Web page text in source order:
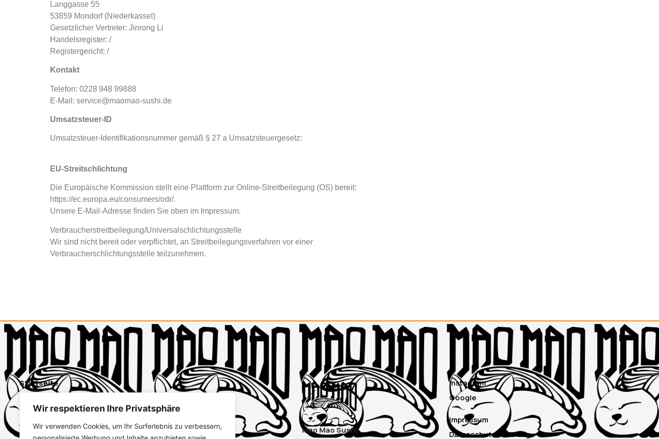
Wir respektieren Ihre Privatsphäre
Wir verwenden Cookies, um Ihr Surferlebnis zu verbessern,
Langgasse 55
53859 Mondorf (Niederkassel)
Gesetzlicher Vertreter: Jinrong Li
Handelsregister: /
Registergericht: /
Kontakt
Telefon: 0228 948 99888
E-Mail: service@maomao-sushi.de
Umsatzsteuer-ID
Umsatzsteuer-Identifikationsnummer gemäß § 27 a Umsatzsteuergesetz:
EU-Streitschlichtung
Die Europäische Kommission stellt eine Plattform zur Online-Streitbeilegung (OS) bereit:
https://ec.europa.eu/consumers/odr/.
Unsere E-Mail-Adresse finden Sie oben im Impressum.
Verbraucherstreitbeilegung/Universalschlichtungsstelle
Wir sind nicht bereit oder verpflichtet, an Streitbeilegungsverfahren vor einer
Verbraucherschlichtungsstelle teilzunehmen.
Startseite
Konto erstellen
Anmelden
Mao Mao Sushi
Instagram
Google
Impressum
Datenschutzerklärung